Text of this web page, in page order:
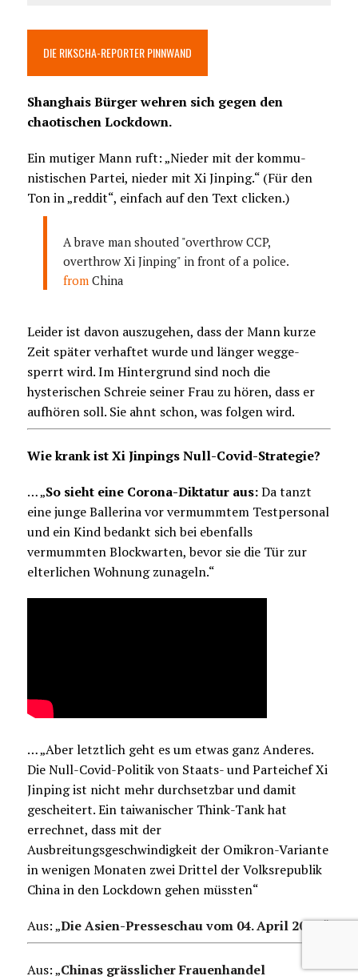
DIE RIKSCHA-REPORTER PINNWAND
Shanghais Bürger wehren sich gegen den
chaotischen Lockdown.
Ein mutiger Mann ruft: „Nieder mit der kommu-
nistischen Partei, nieder mit Xi Jinping.“ (Für den
Ton in „reddit“, einfach auf den Text clicken.)
A brave man shouted "overthrow CCP,
overthrow Xi Jinping" in front of a police.
from China
Leider ist davon auszugehen, dass der Mann kurze
Zeit später verhaftet wurde und länger wegge-
sperrt wird. Im Hintergrund sind noch die
hysterischen Schreie seiner Frau zu hören, dass er
aufhören soll. Sie ahnt schon, was folgen wird.
Wie krank ist Xi Jinpings Null-Covid-Strategie?
… „So sieht eine Corona-Diktatur aus:Da tanzt
eine junge Ballerina vor vermummtem Testpersonal
und ein Kind bedankt sich bei ebenfalls
vermummten Blockwarten, bevor sie die Tür zur
elterlichen Wohnung zunageln.“
… „Aber letztlich geht es um etwas ganz Anderes.
Die Null-Covid-Politik von Staats- und Parteichef Xi
Jinping ist nicht mehr durchsetzbar und damit
gescheitert. Ein taiwanischer Think-Tank hat
errechnet, dass mit der
Ausbreitungsgeschwindigkeit der Omikron-Variante
in wenigen Monaten zwei Drittel der Volksrepublik
China in den Lockdown gehen müssten“
Aus: „Die Asien-Presseschau vom 04. April 2022.“
Aus: „Chinas grässlicher Frauenhandel